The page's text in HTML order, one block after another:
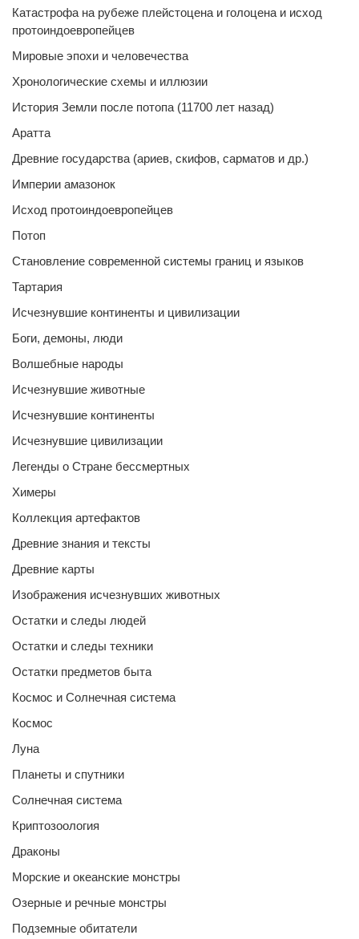
Катастрофа на рубеже плейстоцена и голоцена и исход
протоиндоевропейцев
Мировые эпохи и человечества
Хронологические схемы и иллюзии
История Земли после потопа (11700 лет назад)
Аратта
Древние государства (ариев, скифов, сарматов и др.)
Империи амазонок
Исход протоиндоевропейцев
Потоп
Становление современной системы границ и языков
Тартария
Исчезнувшие континенты и цивилизации
Боги, демоны, люди
Волшебные народы
Исчезнувшие животные
Исчезнувшие континенты
Исчезнувшие цивилизации
Легенды о Стране бессмертных
Химеры
Коллекция артефактов
Древние знания и тексты
Древние карты
Изображения исчезнувших животных
Остатки и следы людей
Остатки и следы техники
Остатки предметов быта
Космос и Солнечная система
Космос
Луна
Планеты и спутники
Солнечная система
Криптозоология
Драконы
Морские и океанские монстры
Озерные и речные монстры
Подземные обитатели